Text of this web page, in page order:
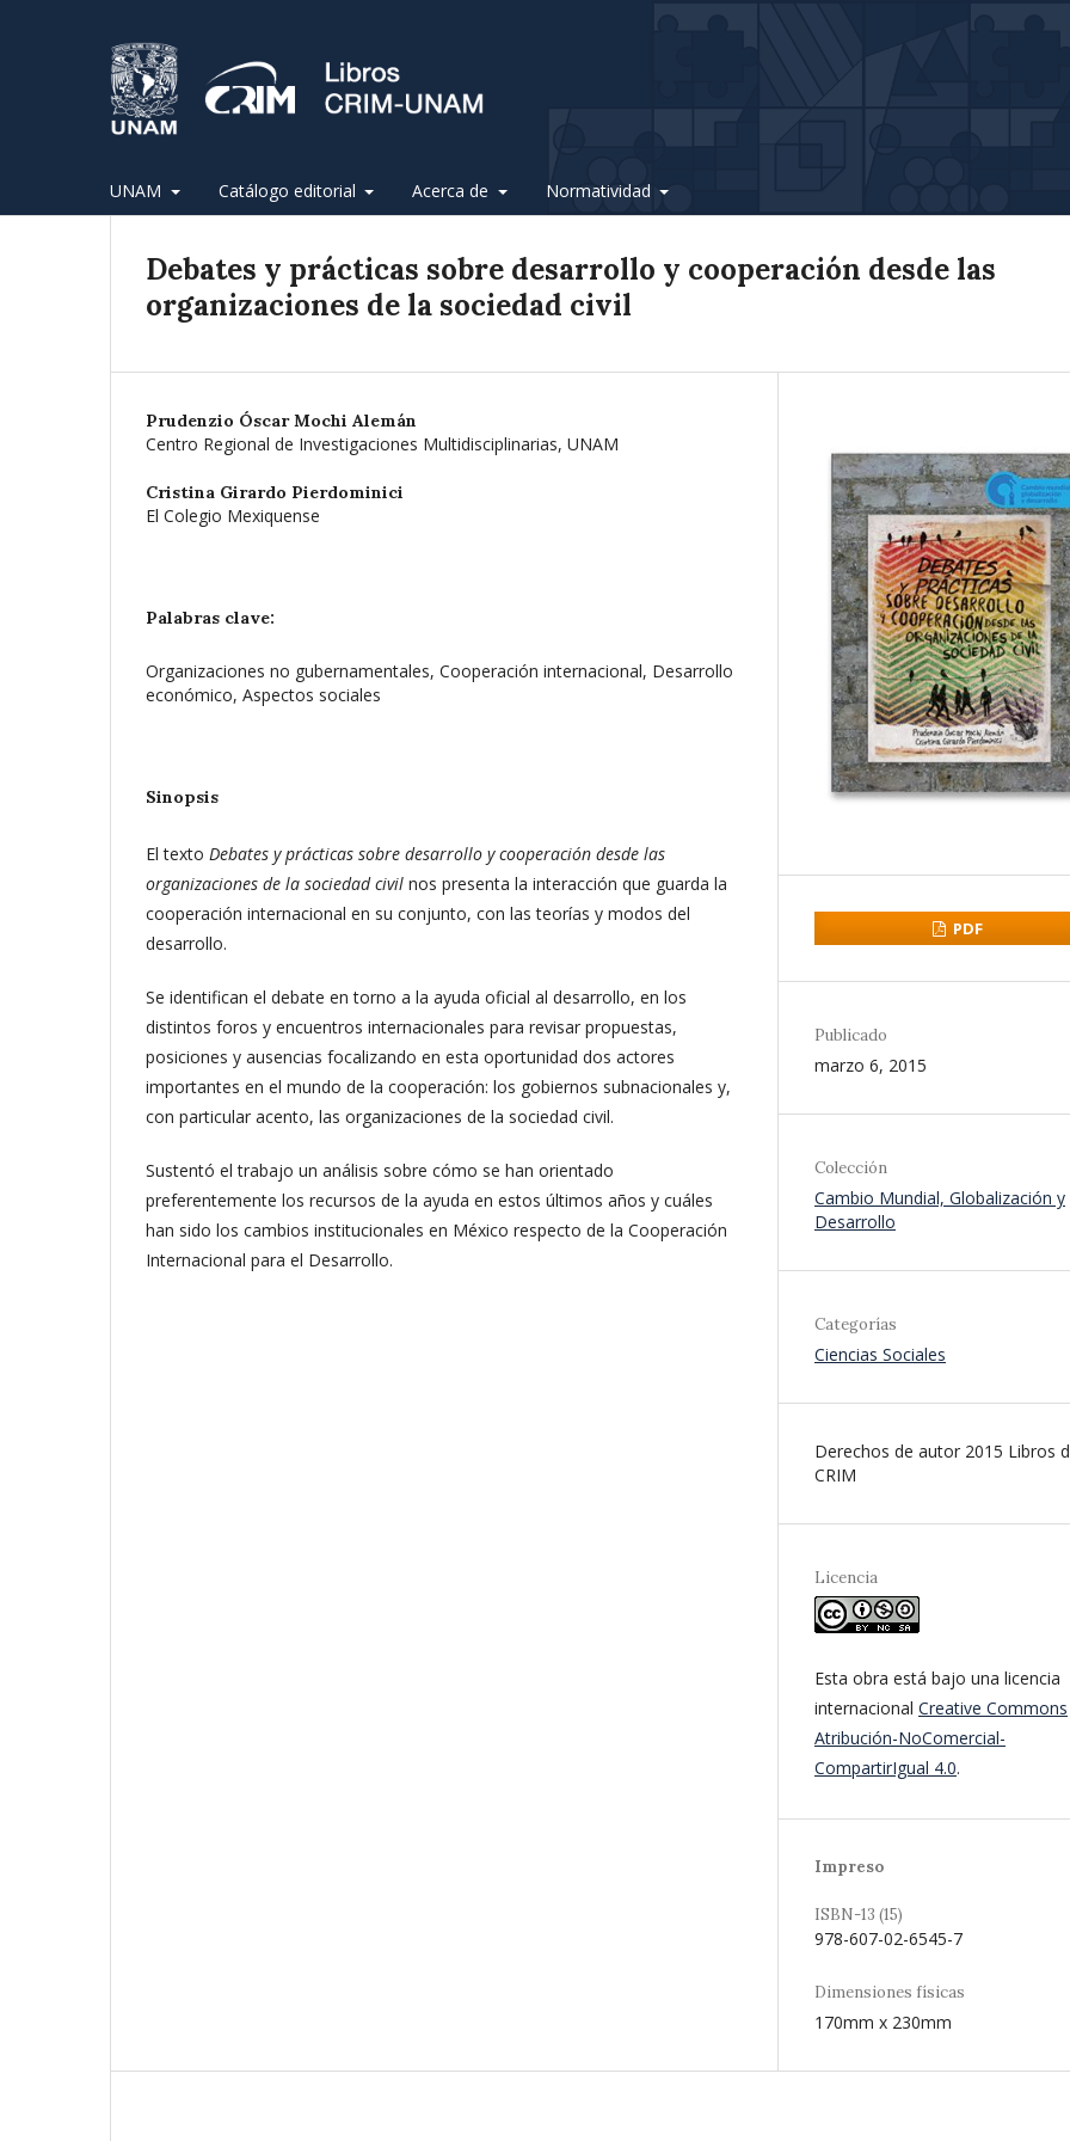
UNAM Catálogo editorial Acerca de Normatividad
Debates y prácticas sobre desarrollo y cooperación desde las
organizaciones de la sociedad civil
Prudenzio Óscar Mochi Alemán
Centro Regional de Investigaciones Multidisciplinarias, UNAM
Cristina Girardo Pierdominici
El Colegio Mexiquense
Palabras clave:
Organizaciones no gubernamentales, Cooperación internacional, Desarrollo
económico, Aspectos sociales
Sinopsis
El texto Debates y prácticas sobre desarrollo y cooperación desde las
organizaciones de la sociedad civil nos presenta la interacción que guarda la
cooperación internacional en su conjunto, con las teorías y modos del
desarrollo.
Se identifican el debate en torno a la ayuda oficial al desarrollo, en los
distintos foros y encuentros internacionales para revisar propuestas,
posiciones y ausencias focalizando en esta oportunidad dos actores
importantes en el mundo de la cooperación: los gobiernos subnacionales y,
con particular acento, las organizaciones de la sociedad civil.
Sustentó el trabajo un análisis sobre cómo se han orientado
preferentemente los recursos de la ayuda en estos últimos años y cuáles
han sido los cambios institucionales en México respecto de la Cooperación
Internacional para el Desarrollo.
PDF
Publicado
marzo 6, 2015
Colección
Cambio Mundial, Globalización y
Desarrollo
Categorías
Ciencias Sociales
Derechos de autor 2015 Libros
CRIM
Licencia
Esta obra está bajo una licencia
internacional Creative Commons
Atribución-NoComercial-
CompartirIgual 4.0.
Impreso
ISBN-13 (15)
978-607-02-6545-7
Dimensiones físicas
170mm x 230mm